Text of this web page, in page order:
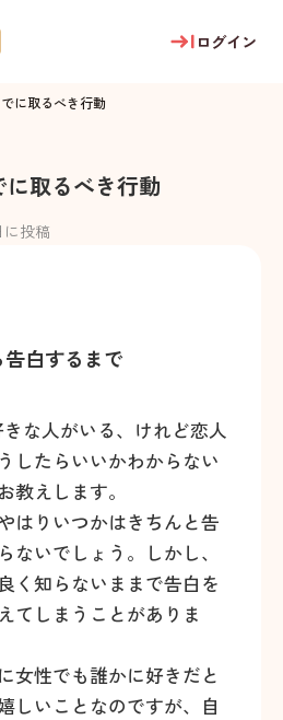
ログイン
に取るべき行動
取るべき行動
に投稿
白するまで
な人がいる、けれど恋人
したらいいかわからない
教えします。
はりいつかはきちんと告
ないでしょう。しかし、
く知らないままで告白を
てしまうことがありま
女性でも誰かに好きだと
しいことなのですが、自